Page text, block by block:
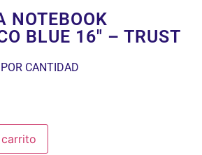
NOTEBOOK
BLUE 16″ – TRUST
CANTIDAD